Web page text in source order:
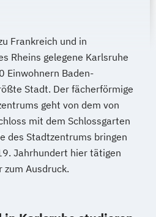
Psychotherapie
Psychotherapie
Prävention"
Psychotherapie
Psychotherapie
Psychotherapie
Psychotherapie
Frankreich und in
Rheins gelegene Karlsruhe
Einwohnern Baden-
Stadt. Der fächerförmige
geht von dem von
mit dem Schlossgarten
des Stadtzentrums bringen
Jahrhundert hier tätigen
zum Ausdruck.